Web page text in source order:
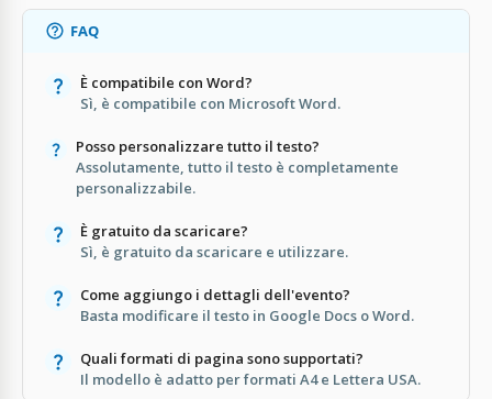
FAQ
È compatibile con Word?
Sì, è compatibile con Microsoft Word.
Posso personalizzare tutto il testo?
Assolutamente, tutto il testo è completamente
personalizzabile.
È gratuito da scaricare?
Sì, è gratuito da scaricare e utilizzare.
Come aggiungo i dettagli dell'evento?
Basta modificare il testo in Google Docs o Word.
Quali formati di pagina sono supportati?
Il modello è adatto per formati A4 e Lettera USA.